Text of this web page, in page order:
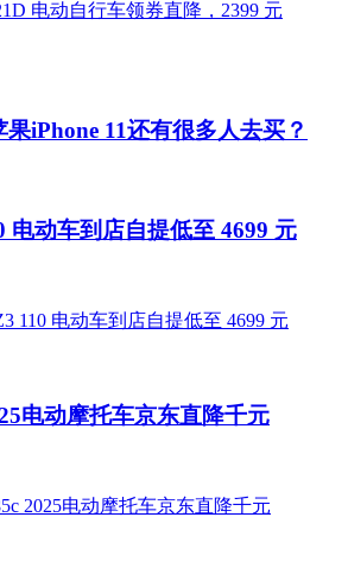
iPhone 11还有很多人去买？
电动车到店自提低至 4699 元
电动摩托车京东直降千元